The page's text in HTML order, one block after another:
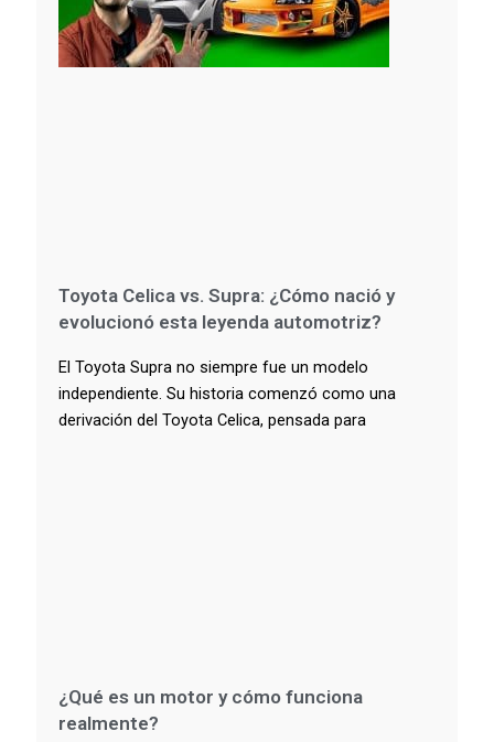
Toyota Celica vs. Supra: ¿Cómo nació y
evolucionó esta leyenda automotriz?
El Toyota Supra no siempre fue un modelo
independiente. Su historia comenzó como una
derivación del Toyota Celica, pensada para
¿Qué es un motor y cómo funciona
realmente?